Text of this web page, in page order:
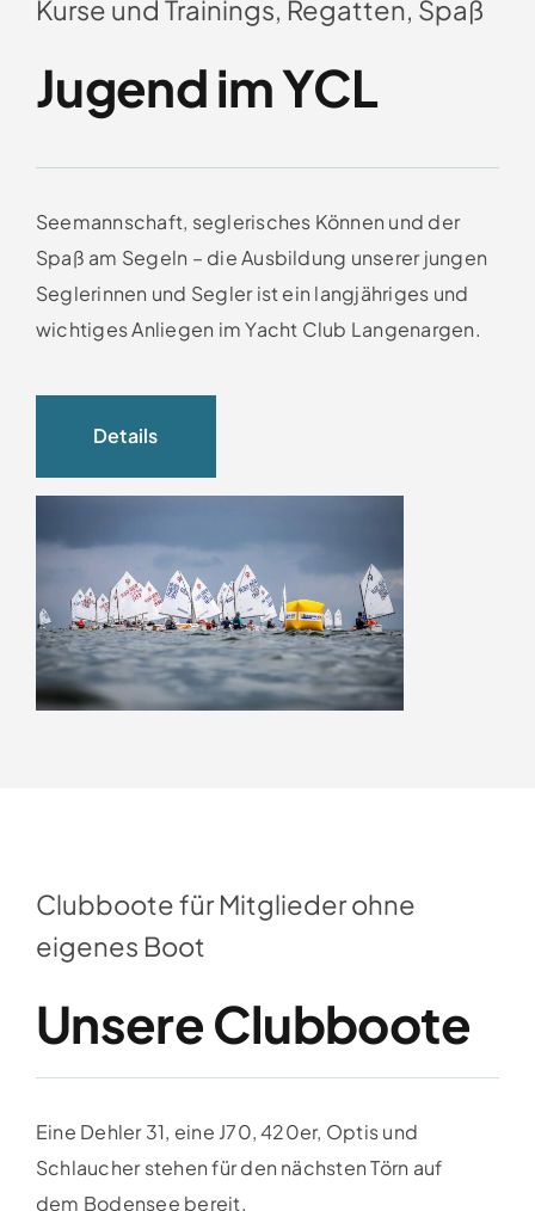
Kurse und Trainings, Regatten, Spaß
Jugend im YCL
Seemannschaft, seglerisches Können und der
Spaß am Segeln – die Ausbildung unserer jungen
Seglerinnen und Segler ist ein langjähriges und
wichtiges Anliegen im Yacht Club Langenargen.
Details
Clubboote für Mitglieder ohne
eigenes Boot
Unsere Clubboote
Eine Dehler 31, eine J70, 420er, Optis und
Schlaucher stehen für den nächsten Törn auf
dem Bodensee bereit.